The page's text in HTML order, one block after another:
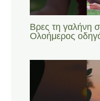
Βρες τη γαλήνη
Ολοήμερος